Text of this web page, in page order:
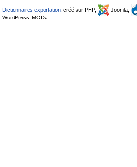
Dictionnaires exportation , créé sur PHP, Joomla,
WordPress, MODx.